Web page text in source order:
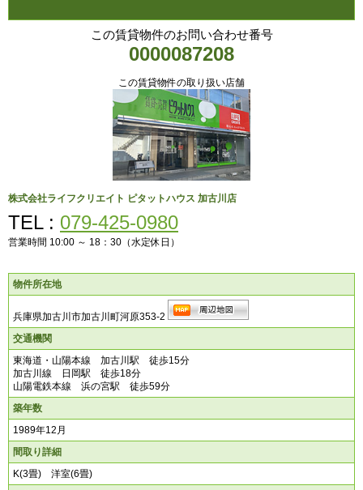
この賃貸物件のお問い合わせ番号
0000087208
この賃貸物件の取り扱い店舗
株式会社ライフクリエイト ピタットハウス 加古川店
TEL : 079-425-0980
営業時間 10:00 ～ 18：30（水定休日）
物件所在地
兵庫県加古川市加古川町河原353-2
交通機関
東海道・山陽本線 加古川駅 徒歩15分
加古川線 日岡駅 徒歩18分
山陽電鉄本線 浜の宮駅 徒歩59分
築年数
1989年12月
間取り詳細
K(3畳) 洋室(6畳)